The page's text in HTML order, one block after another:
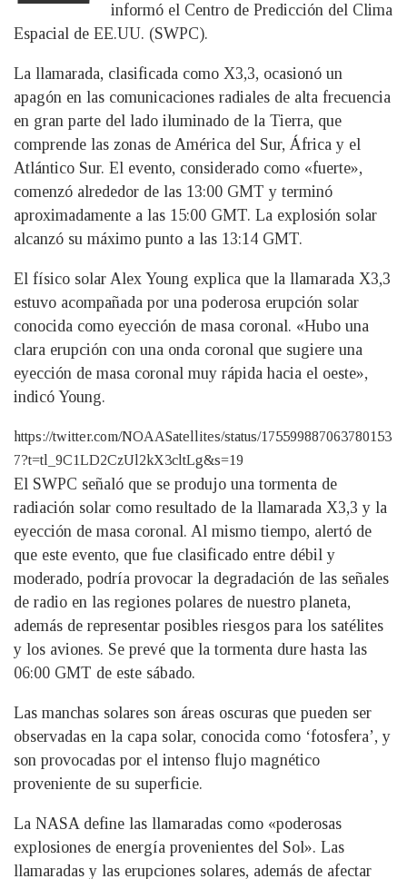
informó el Centro de Predicción del Clima
Espacial de EE.UU. (SWPC).
La llamarada, clasificada como X3,3, ocasionó un
apagón en las comunicaciones radiales de alta frecuencia
en gran parte del lado iluminado de la Tierra, que
comprende las zonas de América del Sur, África y el
Atlántico Sur. El evento, considerado como «fuerte»,
comenzó alrededor de las 13:00 GMT y terminó
aproximadamente a las 15:00 GMT. La explosión solar
alcanzó su máximo punto a las 13:14 GMT.
El físico solar Alex Young explica que la llamarada X3,3
estuvo acompañada por una poderosa erupción solar
conocida como eyección de masa coronal. «Hubo una
clara erupción con una onda coronal que sugiere una
eyección de masa coronal muy rápida hacia el oeste»,
indicó Young.
https://twitter.com/NOAASatellites/status/175599887063780153
7?t=tl_9C1LD2CzUl2kX3cltLg&s=19
El SWPC señaló que se produjo una tormenta de
radiación solar como resultado de la llamarada X3,3 y la
eyección de masa coronal. Al mismo tiempo, alertó de
que este evento, que fue clasificado entre débil y
moderado, podría provocar la degradación de las señales
de radio en las regiones polares de nuestro planeta,
además de representar posibles riesgos para los satélites
y los aviones. Se prevé que la tormenta dure hasta las
06:00 GMT de este sábado.
Las manchas solares son áreas oscuras que pueden ser
observadas en la capa solar, conocida como ‘fotosfera’, y
son provocadas por el intenso flujo magnético
proveniente de su superficie.
La NASA define las llamaradas como «poderosas
explosiones de energía provenientes del Sol». Las
llamaradas y las erupciones solares, además de afectar